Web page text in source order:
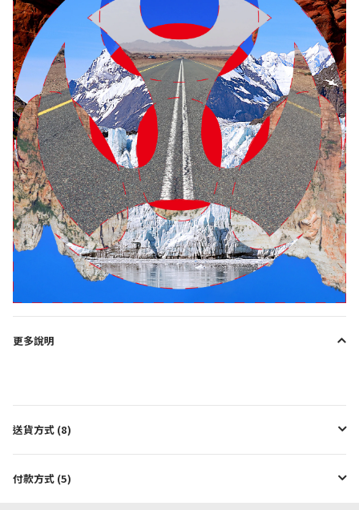
更多說明
送貨方式 (8)
付款方式 (5)